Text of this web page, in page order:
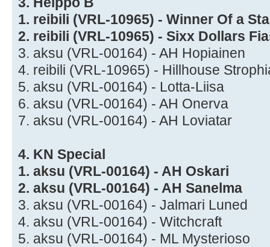
1. reibili (VRL-10965) - Winner Of a
2. reibili (VRL-10965) - Sixx Dollars
3. aksu (VRL-00164) - AH Hopiainen
4. reibili (VRL-10965) - Hillhouse
5. aksu (VRL-00164) - Lotta-Liisa
6. aksu (VRL-00164) - AH Onerva
7. aksu (VRL-00164) - AH Loviatar
4. KN Special
1. aksu (VRL-00164) - AH Oskari
2. aksu (VRL-00164) - AH Sanelma
3. aksu (VRL-00164) - Jalmari Luned
4. aksu (VRL-00164) - Witchcraft
5. aksu (VRL-00164) - ML Mysterioso